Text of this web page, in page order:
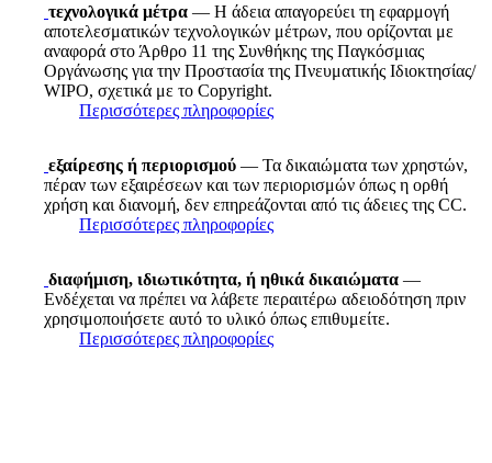
τεχνολογικά μέτρα — Η άδεια απαγορεύει τη εφαρμογή
αποτελεσματικών τεχνολογικών μέτρων, που ορίζονται με
αναφορά στο Άρθρο 11 της Συνθήκης της Παγκόσμιας
Οργάνωσης για την Προστασία της Πνευματικής Ιδιοκτησίας/
WIPO, σχετικά με το Copyright.
Περισσότερες πληροφορίες
εξαίρεσης ή περιορισμού — Τα δικαιώματα των χρηστών,
πέραν των εξαιρέσεων και των περιορισμών όπως η ορθή
χρήση και διανομή, δεν επηρεάζονται από τις άδειες της CC.
Περισσότερες πληροφορίες
διαφήμιση, ιδιωτικότητα, ή ηθικά δικαιώματα —
Ενδέχεται να πρέπει να λάβετε περαιτέρω αδειοδότηση πριν
χρησιμοποιήσετε αυτό το υλικό όπως επιθυμείτε.
Περισσότερες πληροφορίες